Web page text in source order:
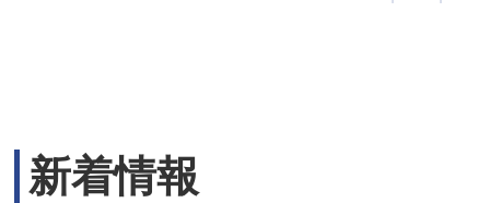
新着情報